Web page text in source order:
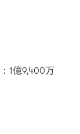
：1億9,400万